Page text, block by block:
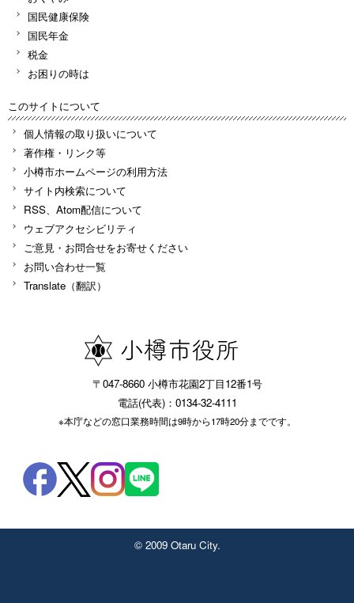
国民健康保険
国民年金
税金
お困りの時は
このサイトについて
個人情報の取り扱いについて
著作権・リンク等
小樽市ホームページの利用方法
サイト内検索について
RSS、Atom配信について
ウェブアクセシビリティ
ご意見・お問合せをお寄せください
お問い合わせ一覧
Translate（翻訳）
〒047-8660 小樽市花園2丁目12番1号
電話(代表)：0134-32-4111
※本庁などの窓口業務時間は9時から17時20分までです。
© 2009 Otaru City.